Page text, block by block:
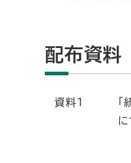
配布資料
資料1
に